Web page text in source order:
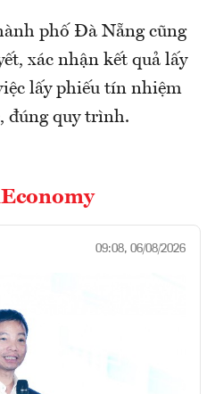
phố Đà Nẵng cũng
xác nhận kết quả lấy
lấy phiếu tín nhiệm
đúng quy trình.
09:08, 06/08/2026